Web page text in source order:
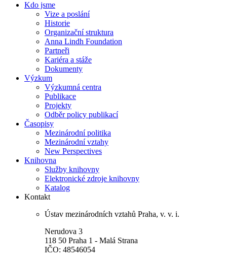
Kdo jsme
Vize a poslání
Historie
Organizační struktura
Anna Lindh Foundation
Partneři
Kariéra a stáže
Dokumenty
Výzkum
Výzkumná centra
Publikace
Projekty
Odběr policy publikací
Časopisy
Mezinárodní politika
Mezinárodní vztahy
New Perspectives
Knihovna
Služby knihovny
Elektronické zdroje knihovny
Katalog
Kontakt
Ústav mezinárodních vztahů Praha, v. v. i.
Nerudova 3
118 50 Praha 1 - Malá Strana
IČO: 48546054